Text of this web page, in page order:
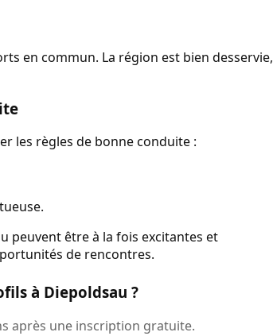
en commun. La région est bien desservie,
les règles de bonne conduite :
peuvent être à la fois excitantes et
de rencontres.
à Diepoldsau ?
après une inscription gratuite.